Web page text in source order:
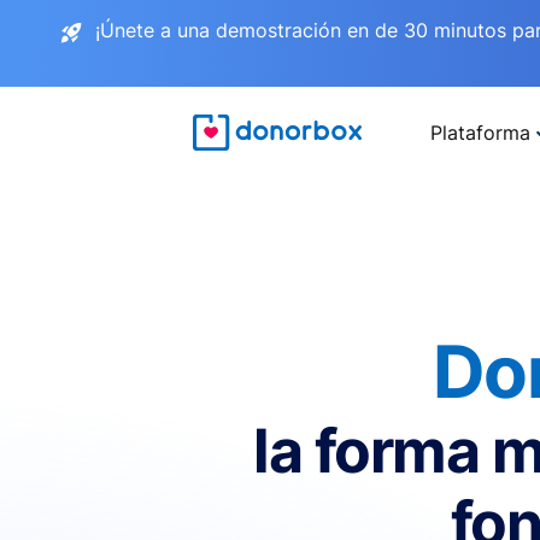
¡Únete a una demostración en de 30 minutos
Plataforma
la forma